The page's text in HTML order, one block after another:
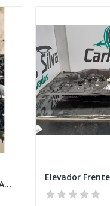
Motor Completo – VOLKSWAGEN GOLF VII (5G1, BQ1,...